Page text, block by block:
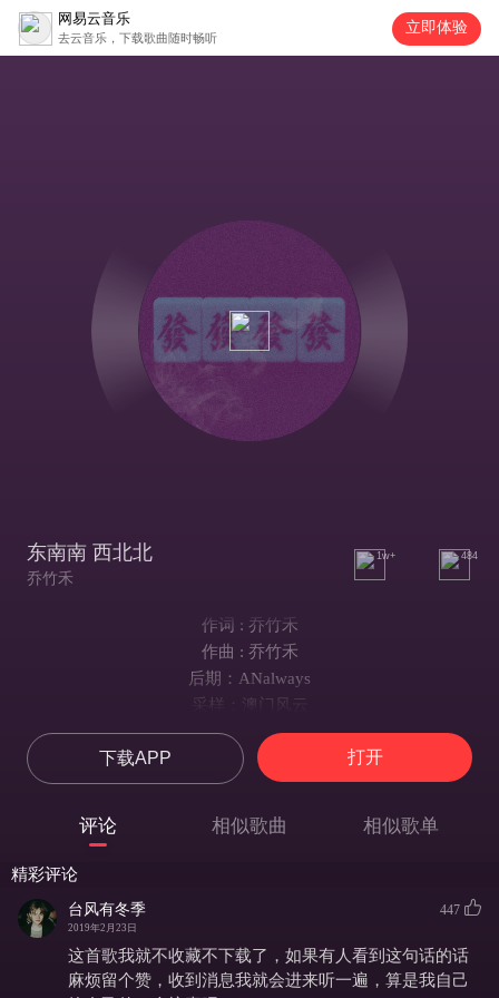
网易云音乐
去云音乐，下载歌曲随时畅听
立即体验
东南南 西北北
乔竹禾
1w+ 484
作词 : 乔竹禾
作曲 : 乔竹禾
后期：ANalways
采样：澳门风云
我先丢东风 还是西
东南南 西北北
我碰不到南风 碰不到北
我看看左边 看看右
开局我就拿满四个风
东南西北中发白
下载APP 打开
评论 相似歌曲 相似歌单
精彩评论
台风有冬季
2019年2月23日
447
这首歌我就不收藏不下载了，如果有人看到这句话的话
麻烦留个赞，收到消息我就会进来听一遍，算是我自己